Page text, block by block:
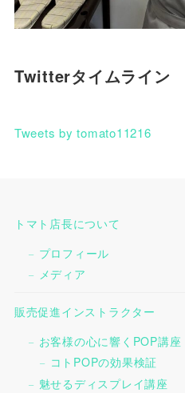
Twitterタイムライン
Tweets by tomato11216
トマト店長について
プロフィール
メディア
販売促進インストラクター
お客様の心に響くPOP講座
コトPOPの効果検証
魅せるディスプレイ講座